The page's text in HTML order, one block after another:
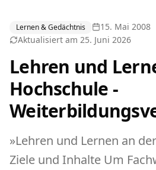
Lernen & Gedächtnis
15. Mai 2008
Aktualisiert am 25. Juni 2026
Lehren und
Hochschule -
»Lehren und Lernen an
Ziele und Inhalte Um